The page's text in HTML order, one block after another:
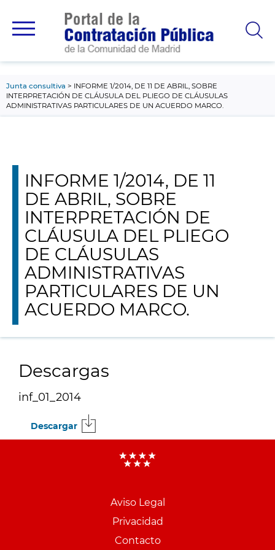
principal
Junta consultiva
INFORME 1/2014, DE 11 DE ABRIL, SOBRE
INTERPRETACIÓN DE CLÁUSULA DEL PLIEGO DE CLÁUSULAS
ADMINISTRATIVAS PARTICULARES DE UN ACUERDO MARCO.
INFORME 1/2014, DE 11
DE ABRIL, SOBRE
INTERPRETACIÓN DE
CLÁUSULA DEL PLIEGO
DE CLÁUSULAS
ADMINISTRATIVAS
PARTICULARES DE UN
ACUERDO MARCO.
Descargas
inf_01_2014
Descargar
Aviso Legal
Privacidad
Contacto